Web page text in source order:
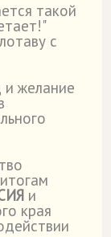
такой
с
и желание
и
края